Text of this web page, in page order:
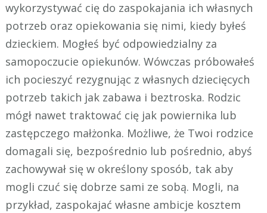
wykorzystywać cię do zaspokajania ich własnych
potrzeb oraz opiekowania się nimi, kiedy byłeś
dzieckiem. Mogłeś być odpowiedzialny za
samopoczucie opiekunów. Wówczas próbowałeś
ich pocieszyć rezygnując z własnych dziecięcych
potrzeb takich jak zabawa i beztroska. Rodzic
mógł nawet traktować cię jak powiernika lub
zastępczego małżonka. Możliwe, że Twoi rodzice
domagali się, bezpośrednio lub pośrednio, abyś
zachowywał się w określony sposób, tak aby
mogli czuć się dobrze sami ze sobą. Mogli, na
przykład, zaspokajać własne ambicje kosztem